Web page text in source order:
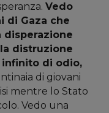
Vedo
di Gaza che
disperazione
distruzione
di odio,
di giovani
mentre lo Stato
Vedo una